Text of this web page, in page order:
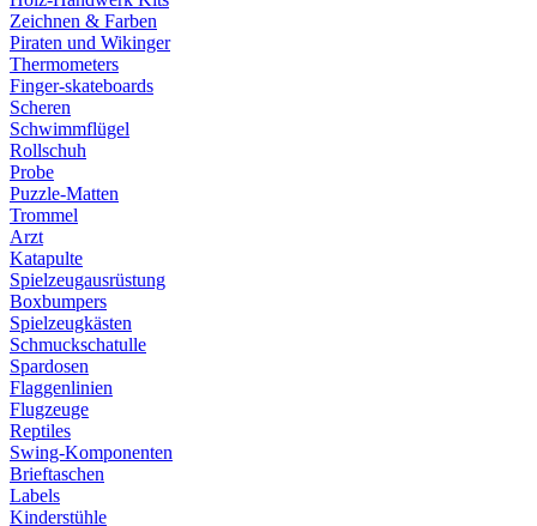
Zeichnen & Farben
Piraten und Wikinger
Thermometers
Finger-skateboards
Scheren
Schwimmflügel
Rollschuh
Probe
Puzzle-Matten
Trommel
Arzt
Katapulte
Spielzeugausrüstung
Boxbumpers
Spielzeugkästen
Schmuckschatulle
Spardosen
Flaggenlinien
Flugzeuge
Reptiles
Swing-Komponenten
Brieftaschen
Labels
Kinderstühle